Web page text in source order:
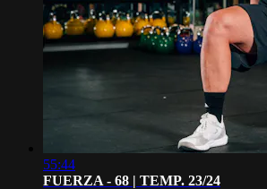
55:44
FUERZA - 68 | TEMP. 23/24